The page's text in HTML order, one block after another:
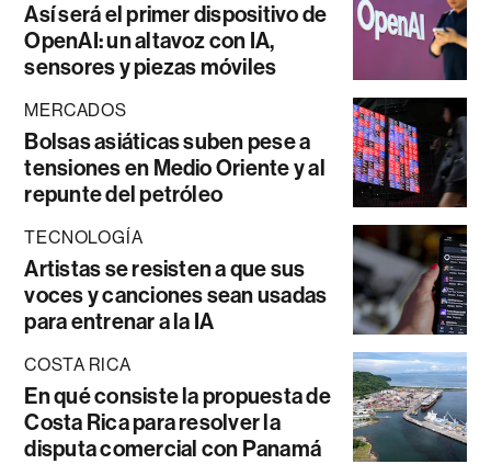
Así será el primer dispositivo de
OpenAI: un altavoz con IA,
sensores y piezas móviles
MERCADOS
Bolsas asiáticas suben pese a
tensiones en Medio Oriente y al
repunte del petróleo
TECNOLOGÍA
Artistas se resisten a que sus
voces y canciones sean usadas
para entrenar a la IA
COSTA RICA
En qué consiste la propuesta de
Costa Rica para resolver la
disputa comercial con Panamá